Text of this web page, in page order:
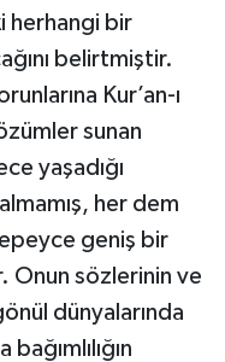
herhangi bir
belirtmiştir.
Kur’an-ı
sunan
yaşadığı
her dem
geniş bir
Onun sözlerinin ve
dünyalarında